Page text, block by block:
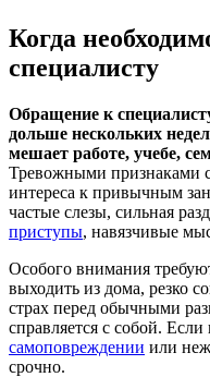
Когда
специалисту
Обращение к
дольше нескольких
мешает работе, учебе,
Тревожными признаками
интереса к привычным
частые слезы, сильная
приступы, навязчивые
Особого внимания
выходить из дома, резко
страх перед обычными
справляется с собой.
самоповреждении или
срочно.